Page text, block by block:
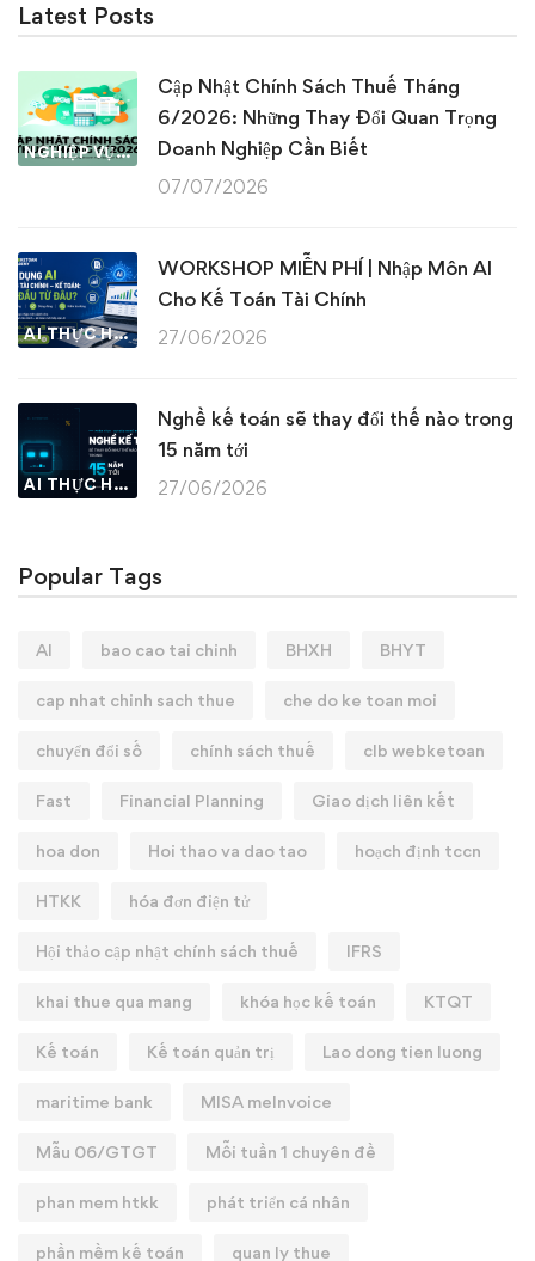
Latest Posts
NGHIỆP VỤ KẾ TOÁN & THUẾ
Cập Nhật Chính Sách Thuế Tháng
6/2026: Những Thay Đổi Quan Trọng
Doanh Nghiệp Cần Biết
07/07/2026
AI THỰC HÀNH
WORKSHOP MIỄN PHÍ | Nhập Môn AI
Cho Kế Toán Tài Chính
27/06/2026
AI THỰC HÀNH
Nghề kế toán sẽ thay đổi thế nào trong
15 năm tới
27/06/2026
Popular Tags
AI bao cao tai chinh BHXH BHYT
cap nhat chinh sach thue che do ke toan moi
chuyển đổi số chính sách thuế clb webketoan
Fast Financial Planning Giao dịch liên kết
hoa don Hoi thao va dao tao hoạch định tccn
HTKK hóa đơn điện tử
Hội thảo cập nhật chính sách thuế IFRS
khai thue qua mang khóa học kế toán KTQT
Kế toán Kế toán quản trị Lao dong tien luong
maritime bank MISA meInvoice
Mẫu 06/GTGT Mỗi tuần 1 chuyên đề
phan mem htkk phát triển cá nhân
phần mềm kế toán quan ly thue